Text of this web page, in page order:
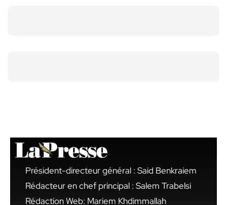
Président-directeur général : Said Benkraiem
Rédacteur en chef principal : Salem Trabelsi
Rédaction Web: Mariem Khdimmallah